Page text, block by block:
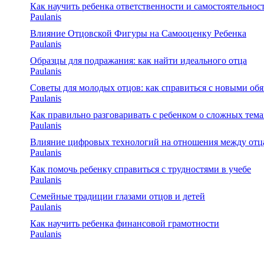
Как научить ребенка ответственности и
Paulanis
Влияние Отцовской Фигуры на Самооценку Ребенка
Paulanis
Образцы для подражания: как найти идеального отца
Paulanis
Советы для молодых отцов: как справиться с новыми
Paulanis
Как правильно разговаривать с ребенком о сложных
Paulanis
Влияние цифровых технологий на отношения между
Paulanis
Как помочь ребенку справиться с трудностями в учебе
Paulanis
Семейные традиции глазами отцов и детей
Paulanis
Как научить ребенка финансовой грамотности
Paulanis